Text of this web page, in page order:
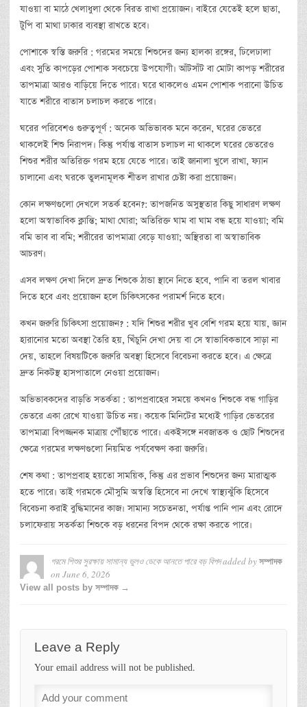
যাওয়া বা মাঠে খেলাধুলা থেকে বিরত রাখা প্রয়োজন। বাইরে যেতেই হলে ছাতা,
টুপি বা মাথা ঢাকার ব্যবস্থা রাখতে হবে।
পোশাকে স্বস্তি জরুরি : গরমের সময়ে শিশুদের জন্য হালকা রঙ্গের, ঢিলেঢালা
এবং সুতি কাপড়ের পোশাক সবচেয়ে উপযোগী। আঁটসাঁট বা মোটা কাপড় শরীরের
তাপমাত্রা আরও বাড়িয়ে দিতে পারে। ঘরে থাকলেও এমন পোশাক পরানো উচিত
যাতে শরীরে বাতাস চলাচল করতে পারে।
ঘরের পরিবেশও গুরুত্বপূর্ণ : অনেক অভিভাবক মনে করেন, ঘরের ভেতরে
থাকলেই শিশু নিরাপদ। কিন্তু পর্যাপ্ত বাতাস চলাচল না থাকলে ঘরের ভেতরেও
শিশুর শরীর অতিরিক্ত গরম হয়ে যেতে পারে। তাই জানালা খুলে রাখা, ফ্যান
চালানো এবং ঘরকে তুলনামূলক শীতল রাখার চেষ্টা করা প্রয়োজন।
কোন লক্ষণগুলো দেখলে সতর্ক হবেন?: তাপজনিত অসুস্থতার কিছু সাধারণ লক্ষণ
হলো অস্বাভাবিক ক্লান্তি; মাথা ঘোরা; অতিরিক্ত ঘাম বা ঘাম বন্ধ হয়ে যাওয়া; বমি
বমি ভাব বা বমি; শরীরের তাপমাত্রা বেড়ে যাওয়া; অস্থিরতা বা অস্বাভাবিক
আচরণ।
এসব লক্ষণ দেখা দিলে দ্রুত শিশুকে ঠান্ডা স্থানে নিতে হবে, পানি বা তরল খাবার
দিতে হবে এবং প্রয়োজন হলে চিকিৎসকের পরামর্শ নিতে হবে।
কখন জরুরি চিকিৎসা প্রয়োজন? : যদি শিশুর শরীর খুব বেশি গরম হয়ে যায়, জ্ঞান
হারানোর মতো অবস্থা তৈরি হয়, খিঁচুনি দেখা দেয় বা সে স্বাভাবিকভাবে সাড়া না
দেয়, তাহলে বিষয়টিকে জরুরি অবস্থা হিসেবে বিবেচনা করতে হবে। এ ক্ষেত্রে
দ্রুত নিকটস্থ হাসপাতালে নেওয়া প্রয়োজন।
অভিভাবকদের বাড়তি সতর্কতা : তাপপ্রবাহের সময়ে কখনও শিশুকে বন্ধ গাড়ির
ভেতরে একা রেখে যাওয়া উচিত নয়। কয়েক মিনিটের মধ্যেই গাড়ির ভেতরের
তাপমাত্রা বিপজ্জনক মাত্রায় পৌঁছাতে পারে। একইসঙ্গে নবজাতক ও ছোট শিশুদের
ক্ষেত্রে গরমের লক্ষণগুলো নিয়মিত পর্যবেক্ষণ করা জরুরি।
শেষ কথা : তাপপ্রবাহ হয়তো সাময়িক, কিন্তু এর প্রভাব শিশুদের জন্য মারাত্মক
হতে পারে। তাই গরমকে মৌসুমি অস্বস্তি হিসেবে না দেখে স্বাস্থ্যঝুঁকি হিসেবে
বিবেচনা করাই বুদ্ধিমানের কাজ। সামান্য সচেতনতা, পর্যাপ্ত পানি পান এবং রোদে
চলাফেরায় সতর্কতা শিশুকে বড় ধরনের বিপদ থেকে রক্ষা করতে পারে।
গরমে শিশুর সুরক্ষায় সামান্য ভুলও ডেকে আনতে পারে বড় বিপদadded by সম্পাদক
on June 6, 2026
View all posts by সম্পাদক →
Leave a Reply
Your email address will not be published.